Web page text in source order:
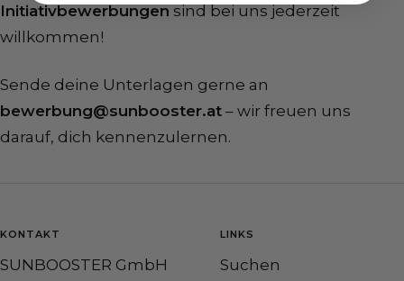
Initiativbewerbungen sind bei uns jederzeit
willkommen!
Sende deine Unterlagen gerne an
bewerbung@sunbooster.at – wir freuen uns
darauf, dich kennenzulernen.
KONTAKT
SUNBOOSTER GmbH
LINKS
Suchen